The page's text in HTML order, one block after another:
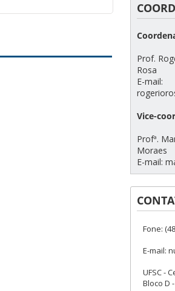
Prof.
E-mail:
Vice-
Profª.
E-mail:
Fone:
E-mail:
UFSC -
Bloco D